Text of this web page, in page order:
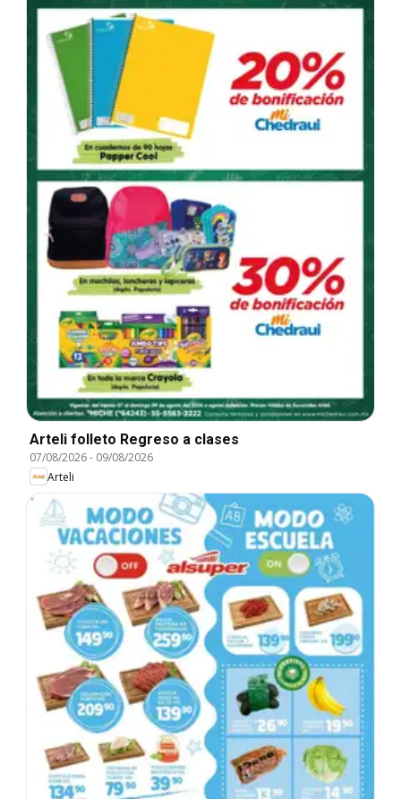
Arteli folleto Regreso a clases
07/08/2026- 09/08/2026
Arteli